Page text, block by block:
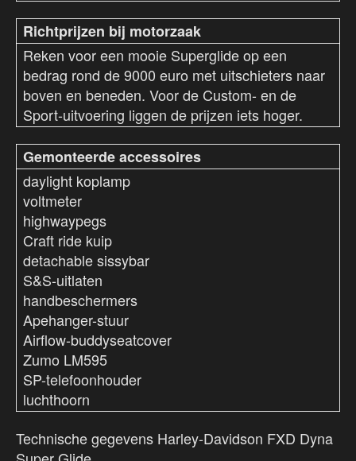
Richtprijzen bij motorzaak
Reken voor een mooie Superglide op een
bedrag rond de 9000 euro met uitschieters naar
boven en beneden. Voor de Custom- en de
Sport-uitvoering liggen de prijzen iets hoger.
Gemonteerde accessoires
daylight koplamp
voltmeter
highwaypegs
Craft ride kuip
detachable sissybar
S&S-uitlaten
handbeschermers
Apehanger-stuur
Airflow-buddyseatcover
Zumo LM595
SP-telefoonhouder
luchthoorn
Technische gegevens Harley-Davidson FXD Dyna